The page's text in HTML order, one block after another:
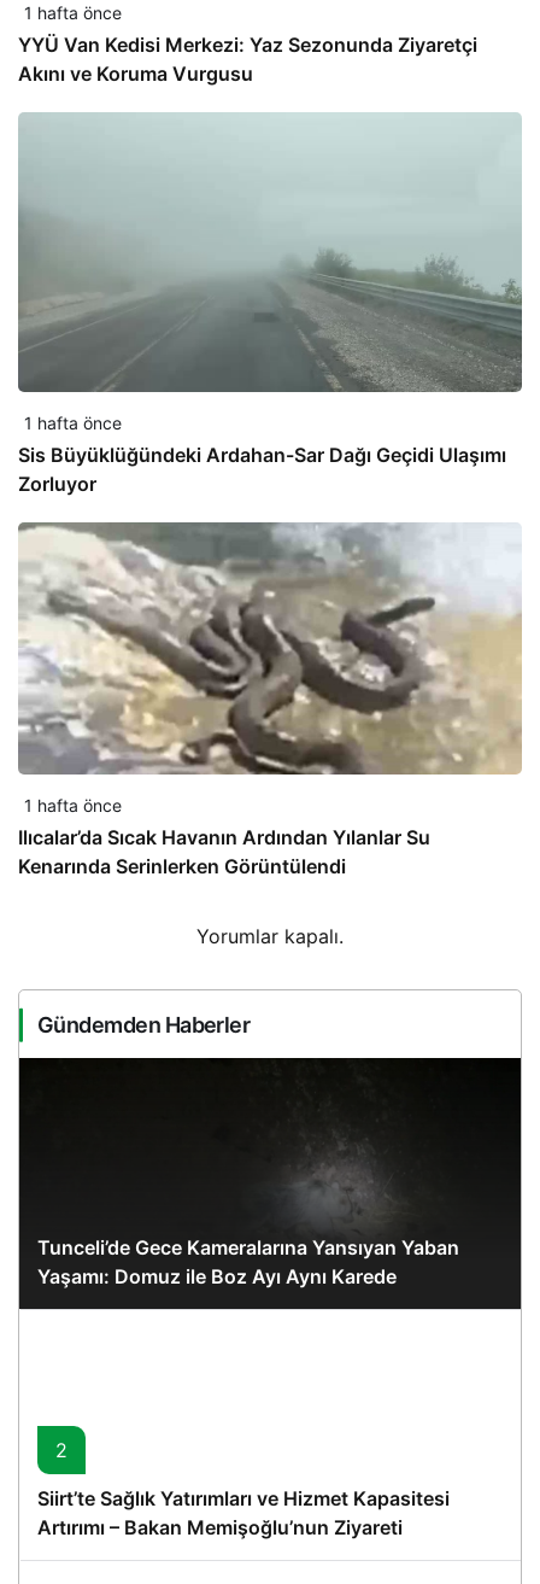
1 hafta önce
YYÜ Van Kedisi Merkezi: Yaz Sezonunda Ziyaretçi
Akını ve Koruma Vurgusu
1 hafta önce
Sis Büyüklüğündeki Ardahan-Sar Dağı Geçidi Ulaşımı
Zorluyor
1 hafta önce
Ilıcalar’da Sıcak Havanın Ardından Yılanlar Su
Kenarında Serinlerken Görüntülendi
Yorumlar kapalı.
Gündemden Haberler
Tunceli’de Gece Kameralarına Yansıyan Yaban
Yaşamı: Domuz ile Boz Ayı Aynı Karede
2
Siirt’te Sağlık Yatırımları ve Hizmet Kapasitesi
Artırımı – Bakan Memişoğlu’nun Ziyareti